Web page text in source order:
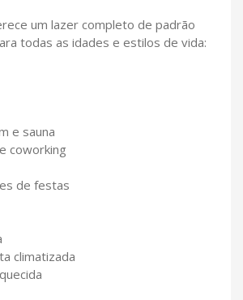
um lazer completo de padrão
todas as idades e estilos de vida:
e sauna
coworking
de festas
climatizada